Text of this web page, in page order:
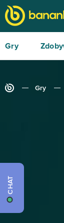
Gry
Gry
CHAT